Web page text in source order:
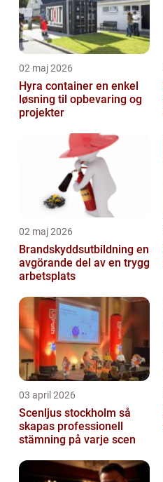
02 maj 2026
Hyra container en enkel
løsning til opbevaring og
projekter
02 maj 2026
Brandskyddsutbildning en
avgörande del av en trygg
arbetsplats
03 april 2026
Scenljus stockholm så
skapas professionell
stämning på varje scen